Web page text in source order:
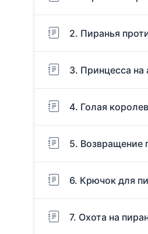
2. Пиранья
3. Принцесса на
4. Голая
5. Возвращение
6. Крючок для
7. Охота на